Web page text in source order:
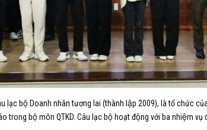
lạc bộ Doanh nhân tương lai (thành lập 2009), là tổ chức
trong bộ môn QTKD. Câu lạc bộ hoạt động với ba nhiệm vụ